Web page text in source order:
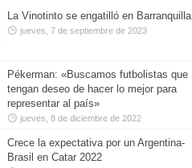
La Vinotinto se engatilló en Barranquilla
jueves, 7 de septiembre de 2023
Pékerman: «Buscamos futbolistas que
tengan deseo de hacer lo mejor para
representar al país»
jueves, 8 de diciembre de 2022
Crece la expectativa por un Argentina-
Brasil en Catar 2022